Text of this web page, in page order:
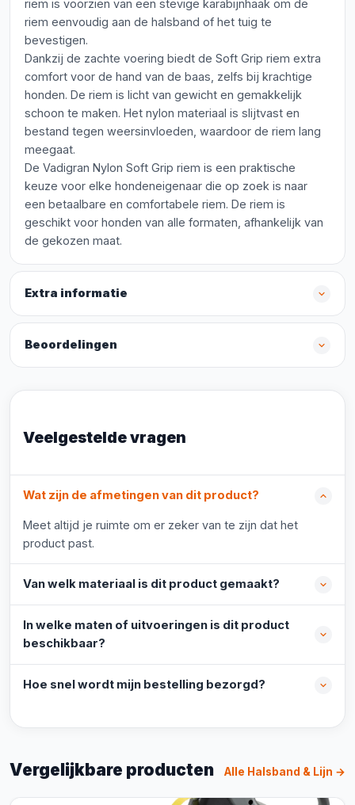
riem is voorzien van een stevige karabijnhaak om de
riem eenvoudig aan de halsband of het tuig te
bevestigen.
Dankzij de zachte voering biedt de Soft Grip riem extra
comfort voor de hand van de baas, zelfs bij krachtige
honden. De riem is licht van gewicht en gemakkelijk
schoon te maken. Het nylon materiaal is slijtvast en
bestand tegen weersinvloeden, waardoor de riem lang
meegaat.
De Vadigran Nylon Soft Grip riem is een praktische
keuze voor elke hondeneigenaar die op zoek is naar
een betaalbare en comfortabele riem. De riem is
geschikt voor honden van alle formaten, afhankelijk van
de gekozen maat.
Extra informatie
Beoordelingen
Veelgestelde vragen
Wat zijn de afmetingen van dit product?
Meet altijd je ruimte om er zeker van te zijn dat het
product past.
Van welk materiaal is dit product gemaakt?
In welke maten of uitvoeringen is dit product
beschikbaar?
Hoe snel wordt mijn bestelling bezorgd?
Vergelijkbare producten Alle Halsband & Lijn →